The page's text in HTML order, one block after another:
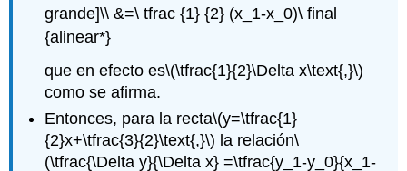
grande]\\ &=\ tfrac {1} {2} (x_1-x_0)\ final
{alinear*}
que en efecto es\(\tfrac{1}{2}\Delta x\text{,}\)
como se afirma.
Entonces, para la recta\(y=\tfrac{1}
{2}x+\tfrac{3}{2}\text{,}\) la relación\
(\tfrac{\Delta y}{\Delta x} =\tfrac{y_1-y_0}{x_1-